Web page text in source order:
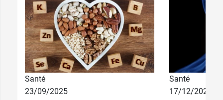
Santé
23/09/2025
Santé
17/12/2024